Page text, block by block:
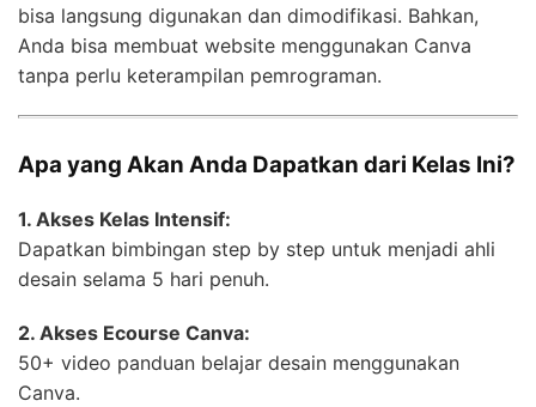
bisa langsung digunakan dan dimodifikasi. Bahkan,
Anda bisa membuat website menggunakan Canva
tanpa perlu keterampilan pemrograman.
Apa yang Akan Anda Dapatkan dari Kelas Ini?
1. Akses Kelas Intensif:
Dapatkan bimbingan step by step untuk menjadi ahli
desain selama 5 hari penuh.
2. Akses Ecourse Canva:
50+ video panduan belajar desain menggunakan
Canva.